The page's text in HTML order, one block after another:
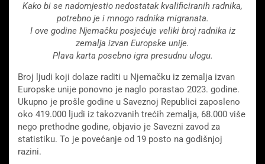
Kako bi se nadomjestio nedostatak kvalificiranih radnika,
potrebno je i mnogo radnika migranata.
I ove godine Njemačku posjećuje veliki broj radnika iz
zemalja izvan Europske unije.
Plava karta posebno igra presudnu ulogu.
Broj ljudi koji dolaze raditi u Njemačku iz zemalja izvan
Europske unije ponovno je naglo porastao 2023. godine.
Ukupno je prošle godine u Saveznoj Republici zaposleno
oko 419.000 ljudi iz takozvanih trećih zemalja, 68.000 više
nego prethodne godine, objavio je Savezni zavod za
statistiku. To je povećanje od 19 posto na godišnjoj
razini.